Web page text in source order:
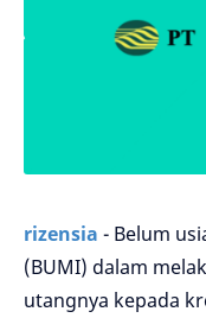
rizensia - Belum
(BUMI) dalam
utangnya kepada